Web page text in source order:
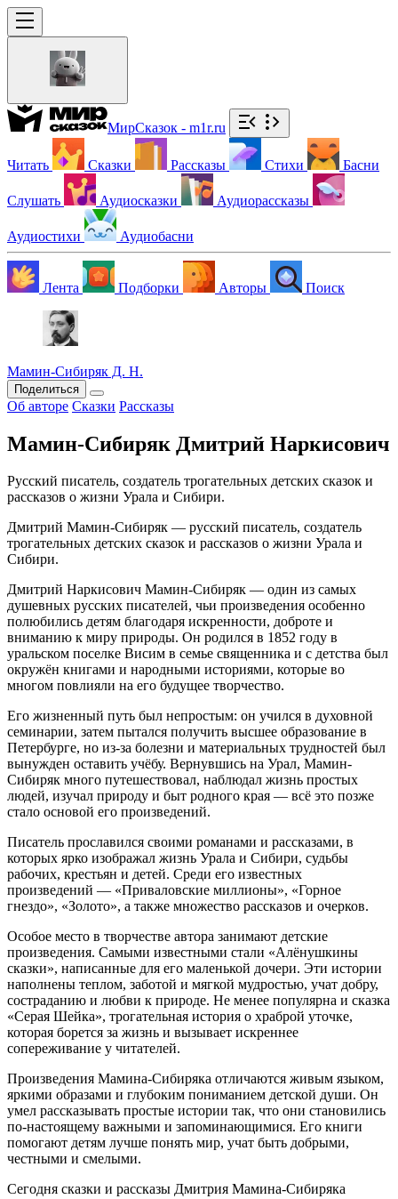
МирСказок - m1r.ru
Читать Сказки Рассказы Стихи Басни
Слушать Аудиосказки Аудиорассказы
Аудиостихи Аудиобасни
Лента Подборки Авторы Поиск
Мамин-Сибиряк Д. Н.
Поделиться
Об авторе Сказки Рассказы
Мамин-Сибиряк Дмитрий Наркисович
Русский писатель, создатель трогательных детских сказок и
рассказов о жизни Урала и Сибири.
Дмитрий Мамин-Сибиряк — русский писатель, создатель
трогательных детских сказок и рассказов о жизни Урала и
Сибири.
Дмитрий Наркисович Мамин-Сибиряк — один из самых
душевных русских писателей, чьи произведения особенно
полюбились детям благодаря искренности, доброте и
вниманию к миру природы. Он родился в 1852 году в
уральском поселке Висим в семье священника и с детства был
окружён книгами и народными историями, которые во
многом повлияли на его будущее творчество.
Его жизненный путь был непростым: он учился в духовной
семинарии, затем пытался получить высшее образование в
Петербурге, но из-за болезни и материальных трудностей был
вынужден оставить учёбу. Вернувшись на Урал, Мамин-
Сибиряк много путешествовал, наблюдал жизнь простых
людей, изучал природу и быт родного края — всё это позже
стало основой его произведений.
Писатель прославился своими романами и рассказами, в
которых ярко изображал жизнь Урала и Сибири, судьбы
рабочих, крестьян и детей. Среди его известных
произведений — «Приваловские миллионы», «Горное
гнездо», «Золото», а также множество рассказов и очерков.
Особое место в творчестве автора занимают детские
произведения. Самыми известными стали «Алёнушкины
сказки», написанные для его маленькой дочери. Эти истории
наполнены теплом, заботой и мягкой мудростью, учат добру,
состраданию и любви к природе. Не менее популярна и сказка
«Серая Шейка», трогательная история о храброй уточке,
которая борется за жизнь и вызывает искреннее
сопереживание у читателей.
Произведения Мамина-Сибиряка отличаются живым языком,
яркими образами и глубоким пониманием детской души. Он
умел рассказывать простые истории так, что они становились
по-настоящему важными и запоминающимися. Его книги
помогают детям лучше понять мир, учат быть добрыми,
честными и смелыми.
Сегодня сказки и рассказы Дмитрия Мамина-Сибиряка